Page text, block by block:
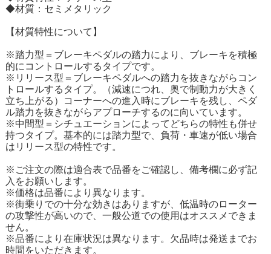
◆材質：セミメタリック
【材質特性について】
※踏力型＝ブレーキペダルの踏力により、ブレーキを積極
的にコントロールするタイプです。
※リリース型＝ブレーキペダルへの踏力を抜きながらコン
トロールするタイプ。（減速につれ、奥で制動力が大きく
立ち上がる）コーナーへの進入時にブレーキを残し、ペダ
ル踏力を抜きながらアプローチするのに向いています。
※中間型＝シチュエーションによってどちらの特性も併せ
持つタイプ。基本的には踏力型で、負荷・車速が低い場合
はリリース型の特性です。
※ご注文の際は適合表で品番をご確認し、備考欄に必ず記
入をお願いします。
※価格は品番により異なります。
※街乗りでの十分な効きはありますが、低温時のローター
の攻撃性が高いので、一般公道での使用はオススメできま
せん。
※品番により在庫状況は異なります。欠品時は発送までお
時間をいただきます。